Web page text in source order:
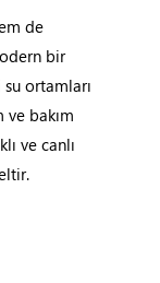
de
bir
ortamları
ve bakım
ve canlı